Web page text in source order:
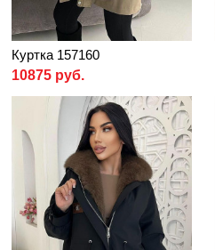
Куртка 157160
10875 руб.